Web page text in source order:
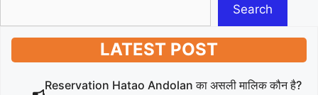
Search
LATEST POST
Reservation Hatao Andolan का असली मालिक कौन है?